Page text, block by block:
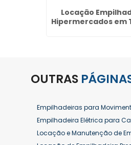
Locação
Hipermercados em
OUTRAS
Empilhadeiras para
Empilhadeira Elétrica para
Locação e Manutenção de